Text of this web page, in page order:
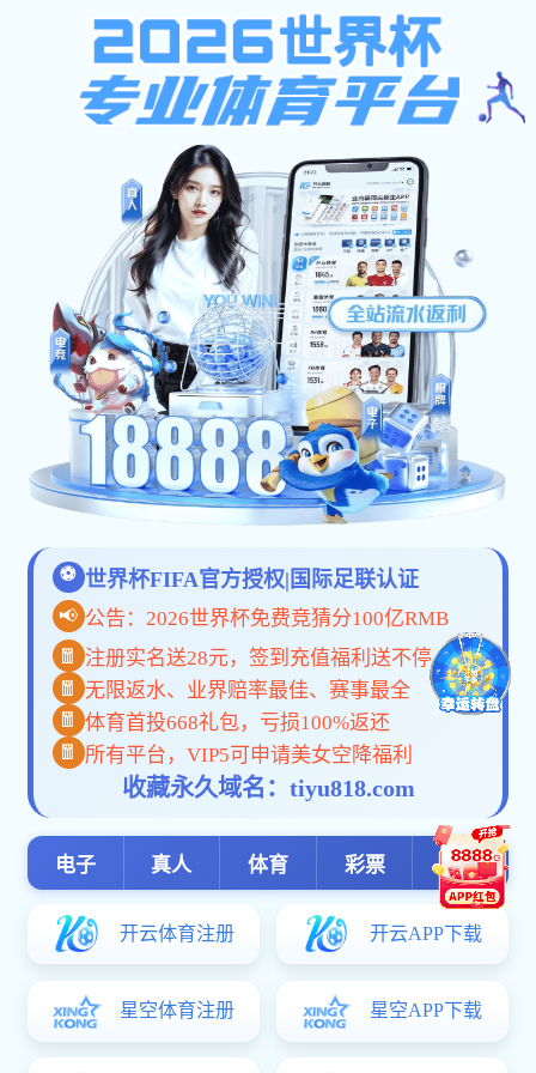
emc全站
请在下面输入搜索内容：
数字门户 旧站入口
首 页
学校概况
机构设置
学科建设
人才培养
emc全站就业
科学研究
公共服务
共0条 0/0
数字门户